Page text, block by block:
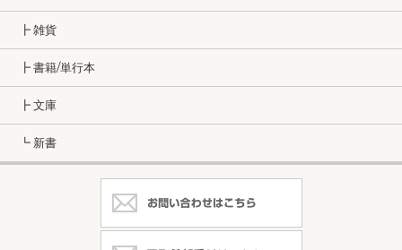
┣ 雑貨
┣ 書籍/単行本
┣ 文庫
┗ 新書